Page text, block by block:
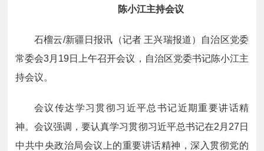
陈小江主持会议
石榴云/新疆日报讯（记者 王兴瑞报道）自治区党委
常委会3月19日上午召开会议，自治区党委书记陈小江主
持会议。
会议传达学习贯彻习近平总书记近期重要讲话精
神。会议强调，要认真学习贯彻习近平总书记在2月27日
中共中央政治局会议上的重要讲话精神，深入贯彻党的